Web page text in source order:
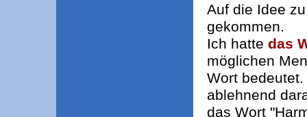
Auf die Idee
gekommen.
Ich hatte das
möglichen
Wort
ablehnend
das Wort